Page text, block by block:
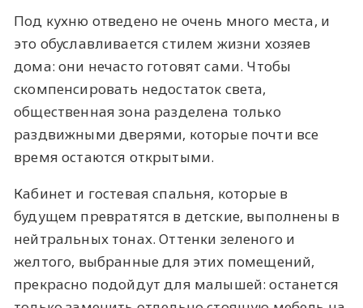
Под кухню отведено не очень много места, и
это обуславливается стилем жизни хозяев
дома: они нечасто готовят сами. Чтобы
скомпенсировать недостаток света,
общественная зона разделена только
раздвижными дверями, которые почти все
время остаются открытыми.
Кабинет и гостевая спальня, которые в
будущем превратятся в детские, выполнены в
нейтральных тонах. Оттенки зеленого и
желтого, выбранные для этих помещений,
прекрасно подойдут для малышей: останется